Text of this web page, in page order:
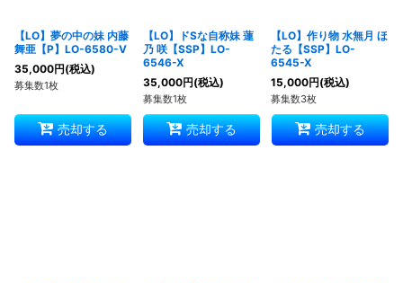
【LO】夢の中の妹 内藤
舞亜【P】LO-6580-V
35,000円(税込)
募集数1枚
売却する
【LO】ドSな自称妹 蓮
乃 咲【SSP】LO-
6546-X
35,000円(税込)
募集数1枚
売却する
【LO】作り物 水無月 ほ
たる【SSP】LO-
6545-X
15,000円(税込)
募集数3枚
売却する